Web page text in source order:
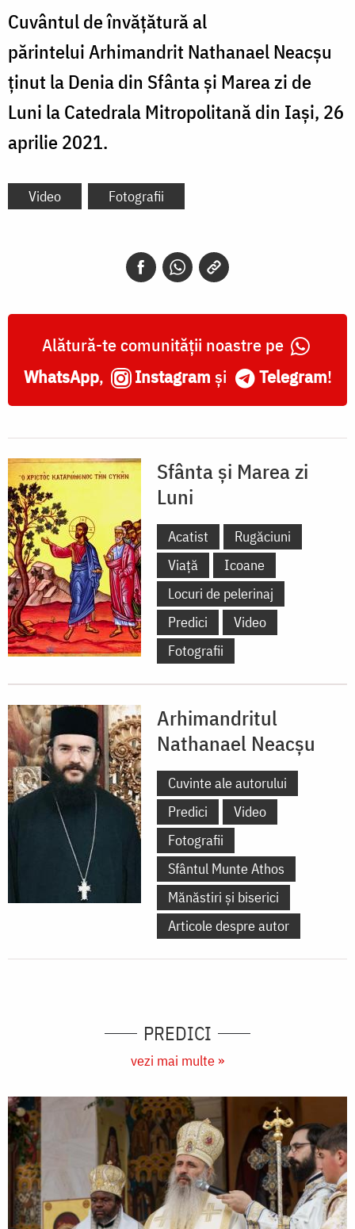
Cuvântul de învățătură al
părintelui Arhimandrit Nathanael Neacşu
ținut la Denia din Sfânta și Marea zi de
Luni la Catedrala Mitropolitană din Iași, 26
aprilie 2021.
Video Fotografii
Alătură-te comunității noastre pe
WhatsApp, Instagram și Telegram!
Sfânta și Marea zi
Luni
Acatist
Rugăciuni
Viață
Icoane
Locuri de pelerinaj
Predici
Video
Fotografii
Arhimandritul
Nathanael Neacşu
Cuvinte ale autorului
Predici
Video
Fotografii
Sfântul Munte Athos
Mănăstiri și biserici
Articole despre autor
PREDICI
vezi mai multe »